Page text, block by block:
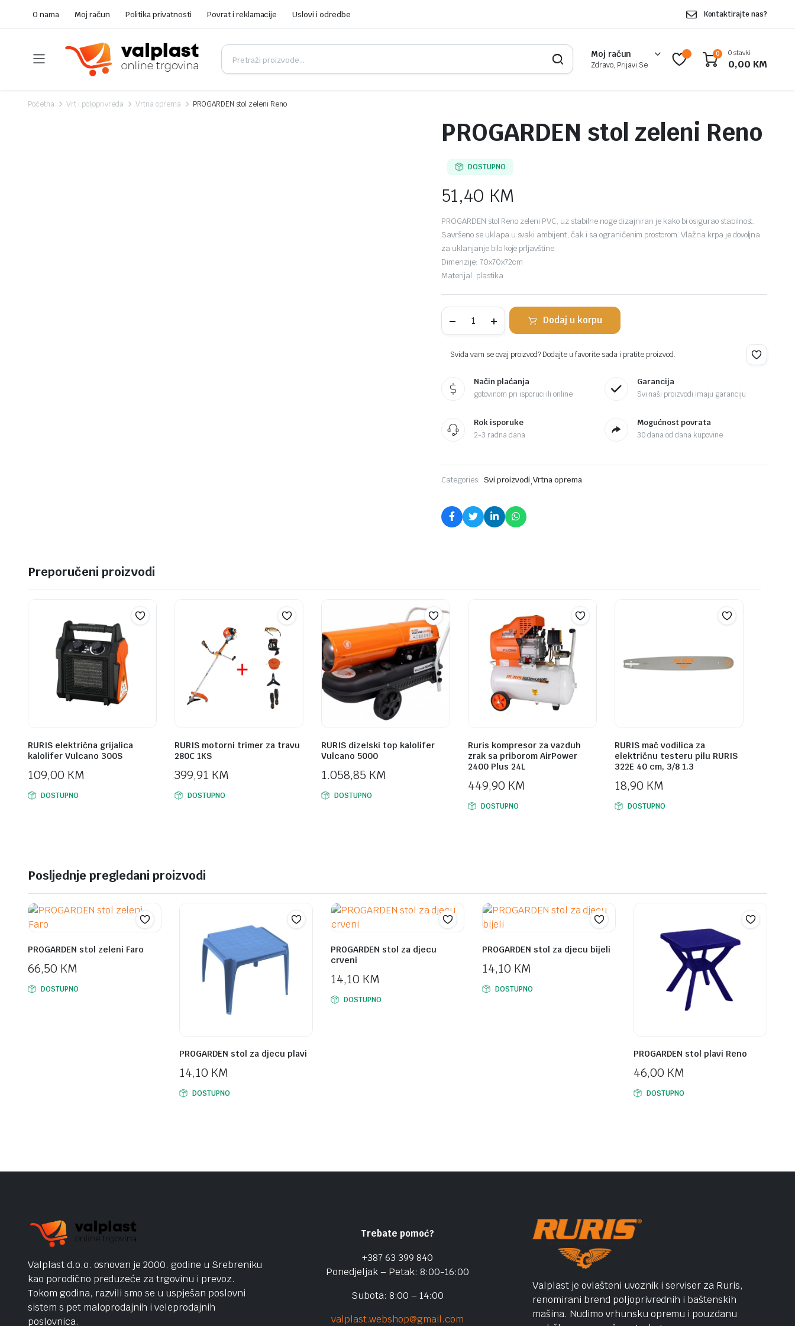
O nama Moj račun Politika privatnosti Povrat i reklamacije Uslovi i odredbe Kontaktirajte nas?
Moj račun
Zdravo, Prijavi Se
0 0 stavki
0,00 KM
Početna Vrt i poljoprivreda Vrtna oprema PROGARDEN stol zeleni Reno
PROGARDEN stol zeleni Reno
DOSTUPNO
51,40 KM
PROGARDEN stol Reno zeleni PVC, uz stabilne noge dizajniran je kako bi osigurao stabilnost.
Savršeno se uklapa u svaki ambijent, čak i sa ograničenim prostorom. Vlažna krpa je dovoljna
za uklanjanje bilo koje prljavštine.
Dimenzije: 70x70x72cm
Materijal: plastika
PROGARDEN
stol
komada
Dodaj u korpu
Sviđa vam se ovaj proizvod? Dodajte u favorite sada i pratite proizvod.
Način plaćanja
gotovinom pri isporuci ili online
Garancija
Svi naši proizvodi imaju garanciju
Rok isporuke
2-3 radna dana
Mogućnost povrata
30 dana od dana kupovine
Categories: Svi proizvodi,Vrtna oprema
Preporučeni proizvodi
RURIS električna grijalica
kalolifer Vulcano 300S
109,00 KM
DOSTUPNO
RURIS motorni trimer za travu
280C 1KS
399,91 KM
DOSTUPNO
RURIS dizelski top kalolifer
Vulcano 5000
1.058,85 KM
DOSTUPNO
Ruris kompresor za vazduh
zrak sa priborom AirPower
2400 Plus 24L
449,90 KM
DOSTUPNO
RURIS mač vodilica za
električnu testeru pilu RURIS
322E 40 cm, 3/8 1.3
18,90 KM
DOSTUPNO
Posljednje pregledani proizvodi
PROGARDEN stol zeleni Faro
66,50 KM
DOSTUPNO
PROGARDEN stol za djecu plavi
14,10 KM
DOSTUPNO
PROGARDEN stol za djecu
crveni
14,10 KM
DOSTUPNO
PROGARDEN stol za djecu bijeli
14,10 KM
DOSTUPNO
PROGARDEN stol plavi Reno
46,00 KM
DOSTUPNO
Valplast d.o.o. osnovan je 2000. godine u Srebreniku
kao porodično preduzeće za trgovinu i prevoz.
Tokom godina, razvili smo se u uspješan poslovni
sistem s pet maloprodajnih i veleprodajnih
poslovnica.
Trebate pomoć?
+387 63 399 840
Ponedjeljak – Petak: 8:00-16:00
Subota: 8:00 – 14:00
valplast.webshop@gmail.com
Valplast je ovlašteni uvoznik i serviser za Ruris,
renomirani brend poljoprivrednih i baštenskih
mašina. Nudimo vrhunsku opremu i pouzdanu